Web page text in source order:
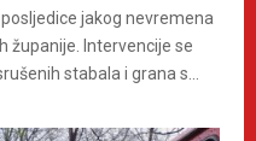
jakog nevremena
županije. Intervencije se
stabala i grana s...